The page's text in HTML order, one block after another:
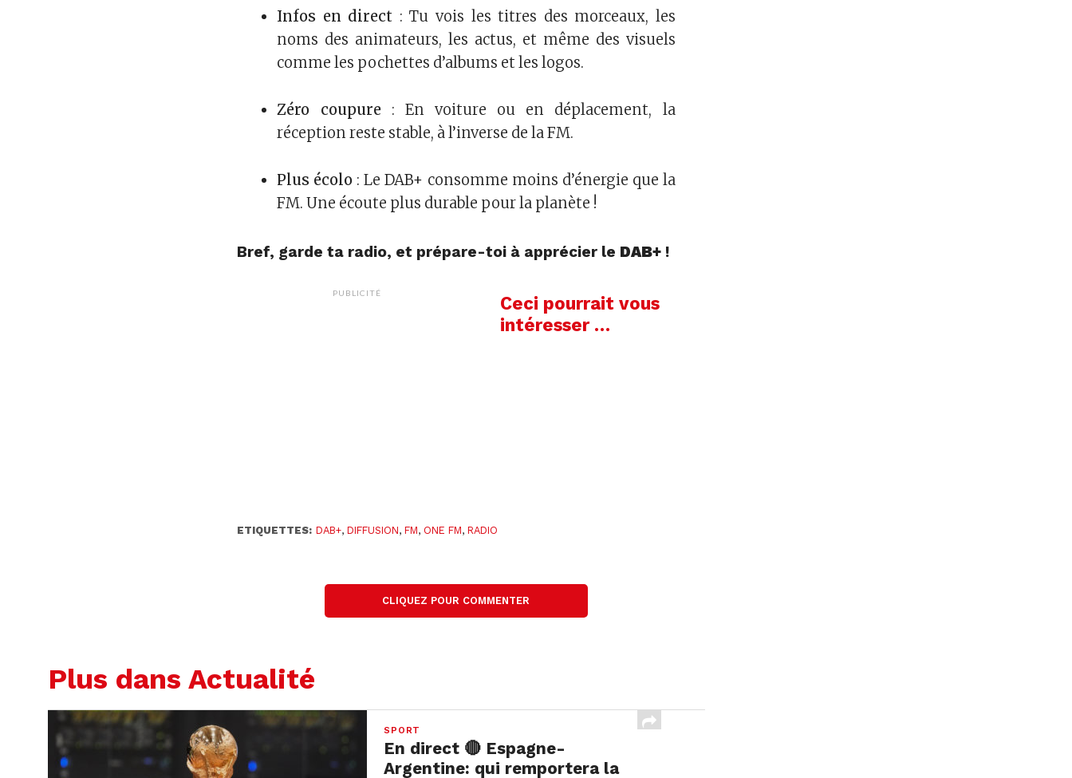
Infos en direct : Tu vois les titres des morceaux, les
noms des animateurs, les actus, et même des visuels
comme les pochettes d’albums et les logos.
Zéro coupure: En voiture ou en déplacement, la
réception reste stable, à l’inverse de la FM.
Plus écolo : Le DAB+ consomme moins d’énergie que la
FM. Une écoute plus durable pour la planète !
Bref, garde ta radio, et prépare-toi à apprécier le DAB+ !
PUBLICITÉ
Ceci pourrait vous
intéresser …
ETIQUETTES: DAB+,DIFFUSION,FM, ONE FM,RADIO
CLIQUEZ POUR COMMENTER
Plus dans Actualité
SPORT
En direct 🔴 Espagne-
Argentine: qui remportera la